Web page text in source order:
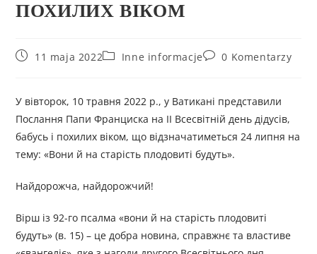
ПОХИЛИХ ВІКОМ
11 maja 2022 Inne informacje 0 Komentarzy
У вівторок, 10 травня 2022 р., у Ватикані представили
Послання Папи Франциска на ІІ Всесвітній день дідусів,
бабусь і похилих віком, що відзначатиметься 24 липня на
тему: «Вони й на старість плодовиті будуть».
Найдорожча, найдорожчий!
Вірш із 92-го псалма «вони й на старість плодовиті
будуть» (в. 15) – це добра новина, справжнє та властиве